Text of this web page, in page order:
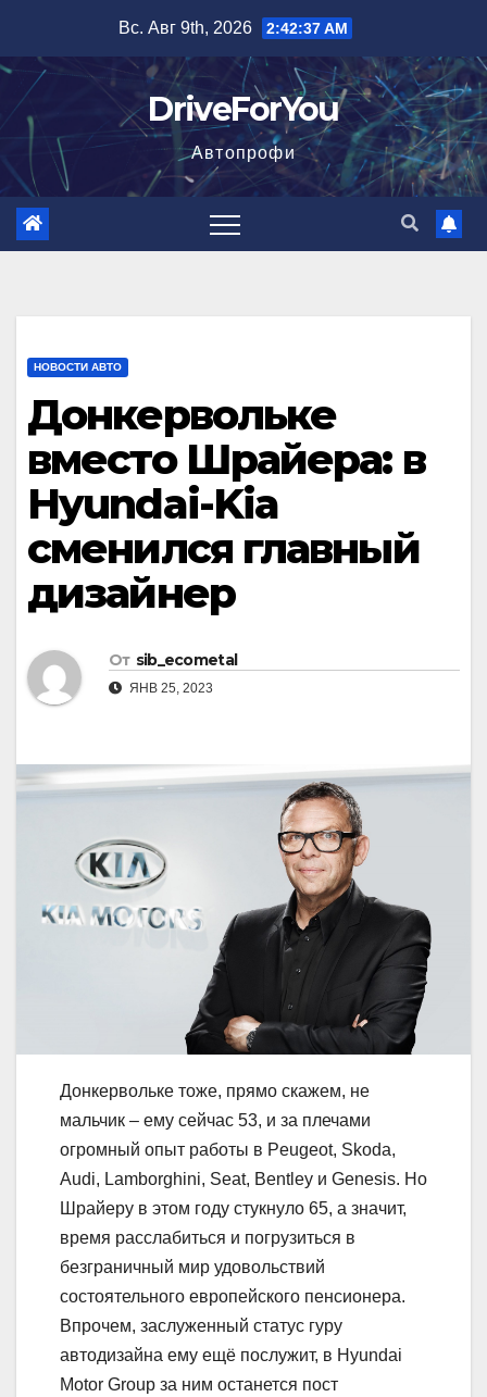
содержимому
Вс. Авг 9th, 2026 2:42:39 AM
DriveForYou
Автопрофи
НОВОСТИ АВТО
Донкервольке
вместо Шрайера: в
Hyundai-Kia
сменился главный
дизайнер
От sib_ecometal
ЯНВ 25, 2023
Донкервольке тоже, прямо скажем, не
мальчик – ему сейчас 53, и за плечами
огромный опыт работы в Peugeot, Skoda,
Audi, Lamborghini, Seat, Bentley и Genesis. Но
Шрайеру в этом году стукнуло 65, а значит,
время расслабиться и погрузиться в
безграничный мир удовольствий
состоятельного европейского пенсионера.
Впрочем, заслуженный статус гуру
автодизайна ему ещё послужит, в Hyundai
Motor Group за ним останется пост